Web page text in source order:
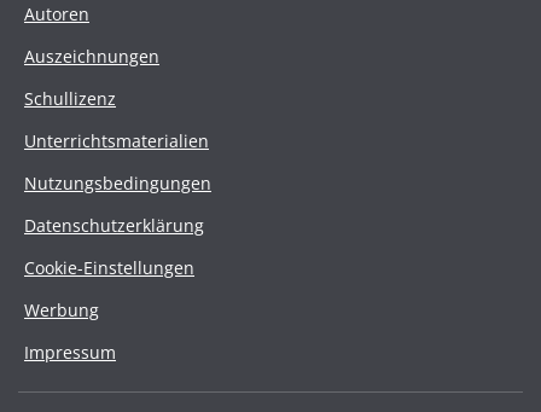
Autoren
Auszeichnungen
Schullizenz
Unterrichtsmaterialien
Nutzungsbedingungen
Datenschutzerklärung
Cookie-Einstellungen
Werbung
Impressum